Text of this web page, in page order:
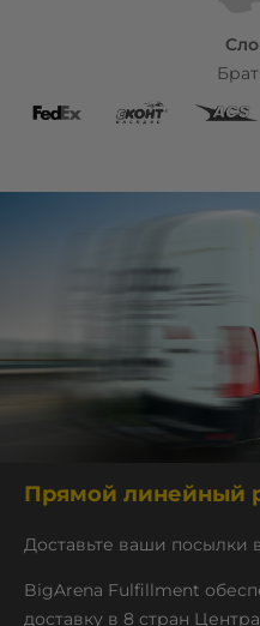
Прямой линейный
Доставьте ваши посылки
BigArena Fulfillment
доставку в 8 стран